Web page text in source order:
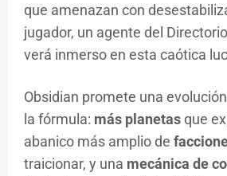
que amenazan con
jugador, un agente del
verá inmerso en esta caótica
Obsidian promete una
la fórmula: más planetasque
abanico más amplio de
traicionar, y una mecánica de